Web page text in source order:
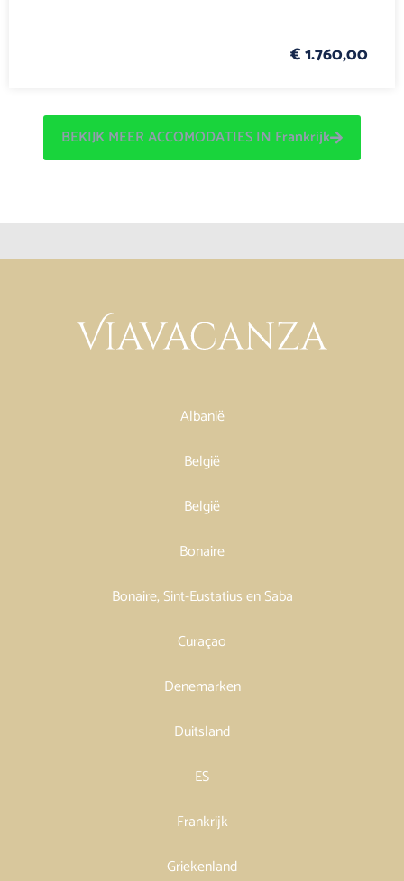
€ 1.760,00
BEKIJK MEER ACCOMODATIES IN Frankrijk
Albanië
België
België
Bonaire
Bonaire, Sint-Eustatius en Saba
Curaçao
Denemarken
Duitsland
ES
Frankrijk
Griekenland